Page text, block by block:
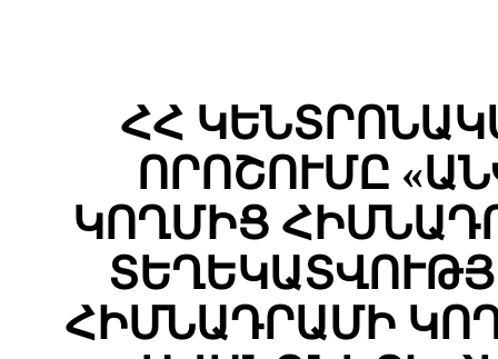
ՀՀ
ՈՐՈՇՈՒՄԸ
ԿՈՂՄԻՑ
ՀԻՄՆԱԴՐԱՄԻ